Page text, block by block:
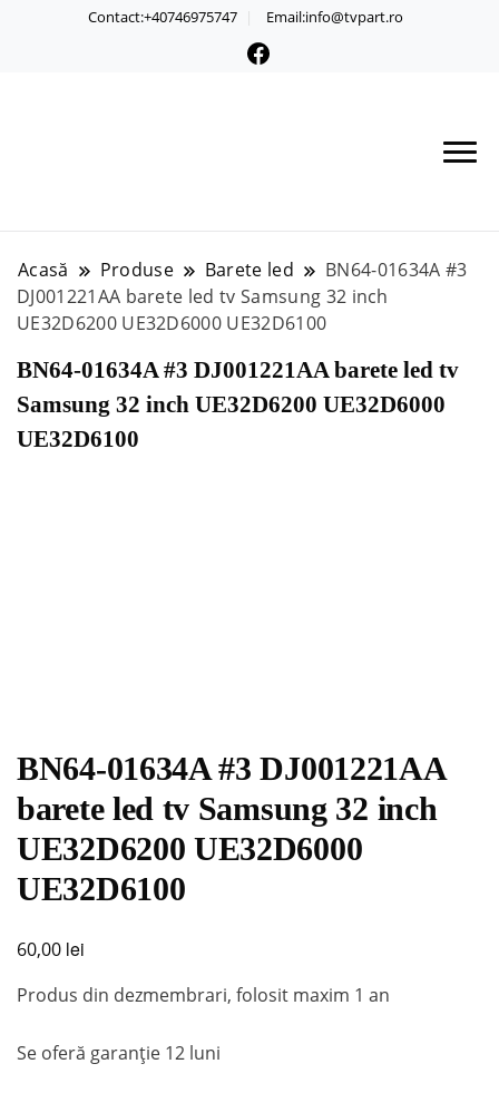
Contact:+40746975747 Email:info@tvpart.ro
Acasă Produse Barete led
BN64-01634A #3
DJ001221AA barete led tv Samsung 32 inch
UE32D6200 UE32D6000 UE32D6100
BN64-01634A #3 DJ001221AA barete led tv
Samsung 32 inch UE32D6200 UE32D6000
UE32D6100
BN64-01634A #3 DJ001221AA
barete led tv Samsung 32 inch
UE32D6200 UE32D6000
UE32D6100
60,00 lei
Produs din dezmembrari, folosit maxim 1 an
Se oferă garanţie 12 luni